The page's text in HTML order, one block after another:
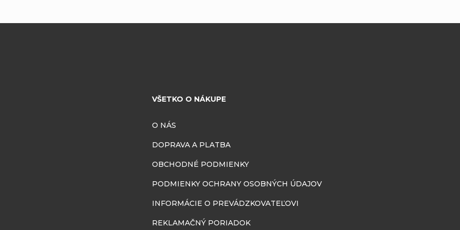
VŠETKO O NÁKUPE
O NÁS
DOPRAVA A PLATBA
OBCHODNÉ PODMIENKY
PODMIENKY OCHRANY OSOBNÝCH ÚDAJOV
INFORMÁCIE O PREVÁDZKOVATEĽOVI
REKLAMAČNÝ PORIADOK